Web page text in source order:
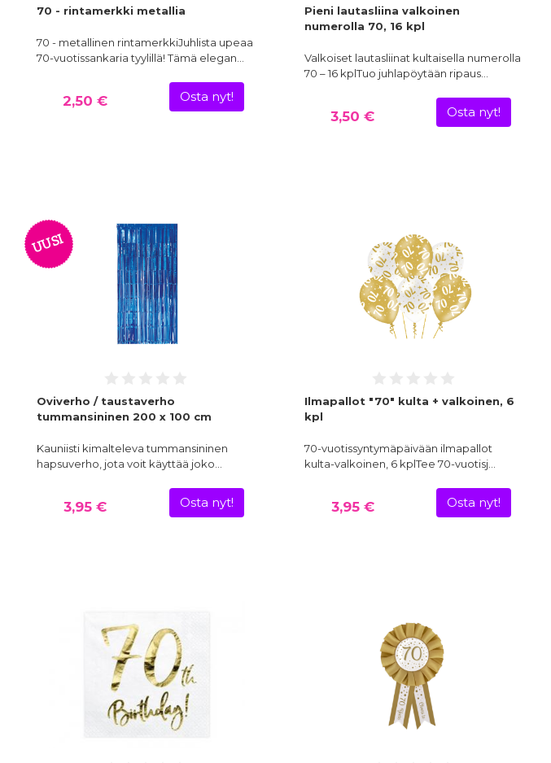
70 - rintamerkki metallia
70 - metallinen rintamerkkiJuhlista upeaa
70-vuotissankaria tyylillä! Tämä elegan…
2,50 € Osta nyt!
Pieni lautasliina valkoinen
numerolla 70, 16 kpl
Valkoiset lautasliinat kultaisella numerolla
70 – 16 kplTuo juhlapöytään ripaus…
3,50 € Osta nyt!
UUSI
Oviverho / taustaverho
tummansininen 200 x 100 cm
Kauniisti kimalteleva tummansininen
hapsuverho, jota voit käyttää joko…
3,95 € Osta nyt!
Ilmapallot "70" kulta + valkoinen, 6
kpl
70-vuotissyntymäpäivään ilmapallot
kulta-valkoinen, 6 kplTee 70-vuotisj…
3,95 € Osta nyt!